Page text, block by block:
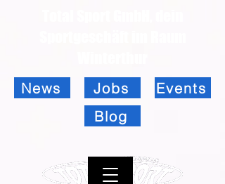
Jobs
News
Events
Blog